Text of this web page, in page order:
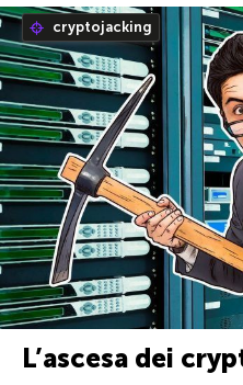
cryptojacking
L’ascesa dei